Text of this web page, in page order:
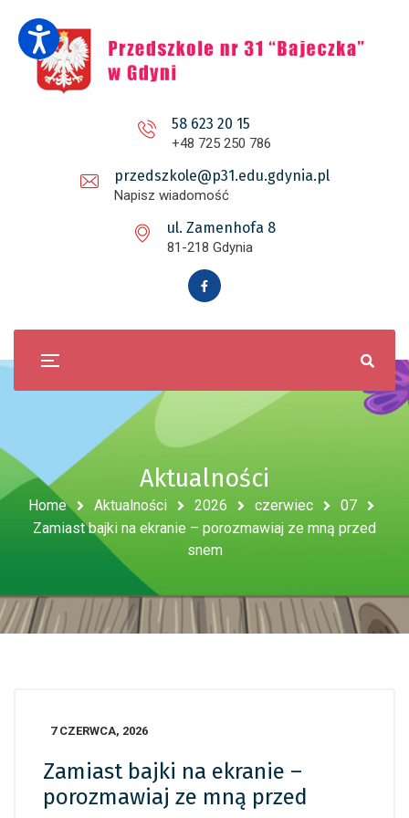
58 623 20 15
+48 725 250 786
przedszkole@p31.edu.gdynia.pl
Napisz wiadomość
ul. Zamenhofa 8
81-218 Gdynia
Aktualności
Home Aktualności 2026 czerwiec
07
Zamiast bajki na ekranie – porozmawiaj ze mną przed
snem
7 CZERWCA, 2026
Zamiast bajki na ekranie –
porozmawiaj ze mną przed